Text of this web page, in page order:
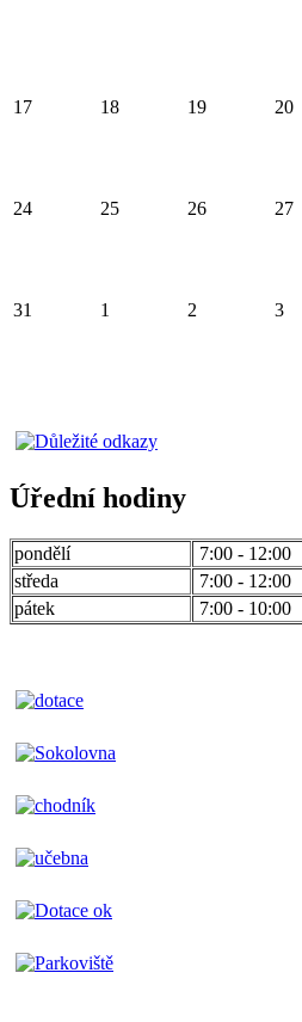
17 18 19 20
24 25 26 27
31 1 2 3
Úřední hodiny
pondělí
7:00 -
středa
7:00 -
pátek
7:00 - 10:00